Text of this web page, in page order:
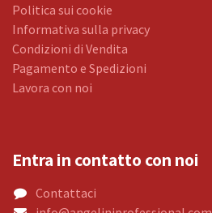
Politica sui cookie
Informativa sulla privacy
Condizioni di Vendita
Pagamento e Spedizioni
Lavora con noi
Entra in contatto con noi
Contattaci